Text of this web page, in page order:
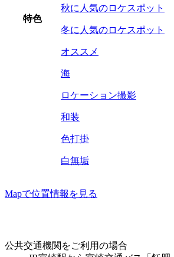
特色
秋に人気のロケスポット
冬に人気のロケスポット
オススメ
海
ロケーション撮影
和装
色打掛
白無垢
Mapで位置情報を見る
公共交通機関をご利用の場合